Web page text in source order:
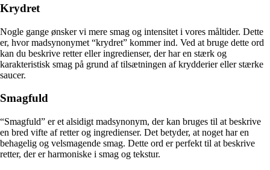
Krydret
Nogle gange ønsker vi mere smag og intensitet i vores måltider. Dette
er, hvor madsynonymet “krydret” kommer ind. Ved at bruge dette ord
kan du beskrive retter eller ingredienser, der har en stærk og
karakteristisk smag på grund af tilsætningen af krydderier eller stærke
saucer.
Smagfuld
“Smagfuld” er et alsidigt madsynonym, der kan bruges til at beskrive
en bred vifte af retter og ingredienser. Det betyder, at noget har en
behagelig og velsmagende smag. Dette ord er perfekt til at beskrive
retter, der er harmoniske i smag og tekstur.